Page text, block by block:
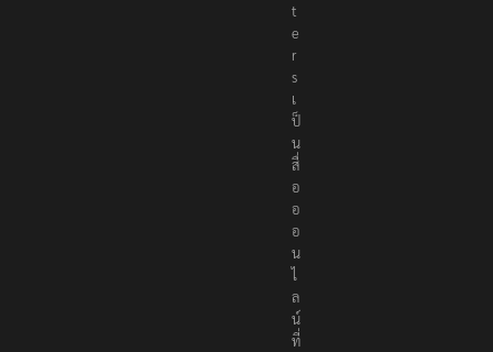
t
e
r
s
เ
ป็
น
สื่
อ
อ
อ
น
ไ
ล
น์
ที่